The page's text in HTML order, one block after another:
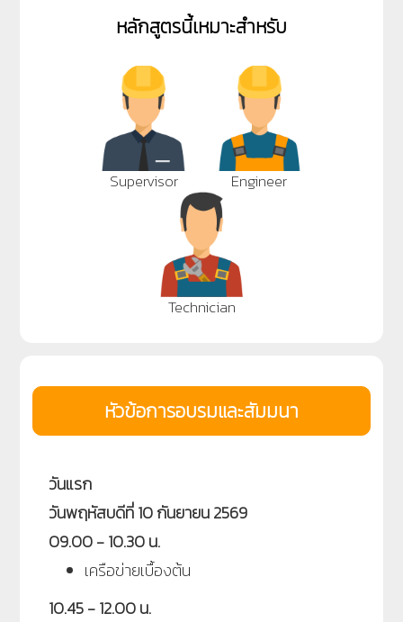
หลักสูตรนี้เหมาะสำหรับ
Supervisor Engineer
Technician
หัวข้อการอบรมและสัมมนา
วันแรก
วันพฤหัสบดีที่ 10 กันยายน 2569
09.00 - 10.30 น.
เครือข่ายเบื้องต้น
10.45 - 12.00 น.